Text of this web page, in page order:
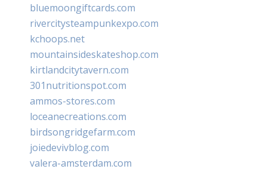
bluemoongiftcards.com
rivercitysteampunkexpo.com
kchoops.net
mountainsideskateshop.com
kirtlandcitytavern.com
301nutritionspot.com
ammos-stores.com
loceanecreations.com
birdsongridgefarm.com
joiedevivblog.com
valera-amsterdam.com